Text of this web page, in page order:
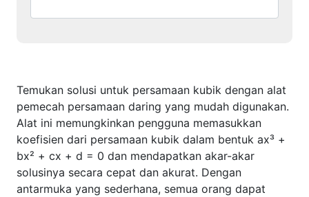
Temukan solusi untuk persamaan kubik dengan alat
pemecah persamaan daring yang mudah digunakan.
Alat ini memungkinkan pengguna memasukkan
koefisien dari persamaan kubik dalam bentuk ax³ +
bx² + cx + d = 0 dan mendapatkan akar-akar
solusinya secara cepat dan akurat. Dengan
antarmuka yang sederhana, semua orang dapat